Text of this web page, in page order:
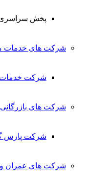
پخش سراسری
شرکت های خدمات
شرکت خدمات
شرکت های بازرگانی
شرکت پارس
شرکت های عمران و